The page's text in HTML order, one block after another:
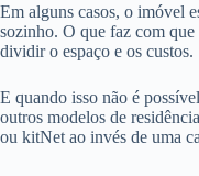
Em alguns casos, o imóvel
sozinho. O que faz com que
dividir o espaço e os custos.
E quando isso não é
outros modelos de
ou kitNet ao invés de uma